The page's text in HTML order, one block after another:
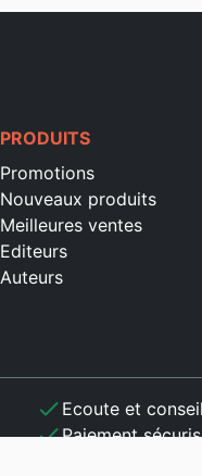
PRODUITS
Promotions
Nouveaux produits
Meilleures ventes
Editeurs
Auteurs
check Ecoute et
checkPaiement